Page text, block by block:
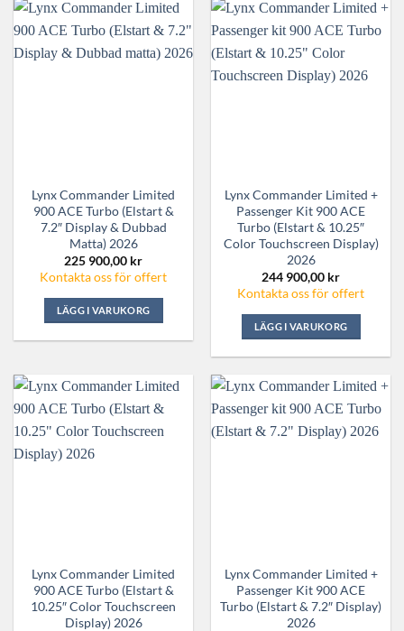
Lynx Commander Limited
900 ACE Turbo (Elstart &
7.2″ Display & Dubbad
Matta) 2026
225 900,00 kr
Kontakta oss för offert
LÄGG I VARUKORG
Lynx Commander Limited +
Passenger Kit 900 ACE
Turbo (Elstart & 10.25″
Color Touchscreen Display)
2026
244 900,00 kr
Kontakta oss för offert
LÄGG I VARUKORG
Lynx Commander Limited
900 ACE Turbo (Elstart &
10.25″ Color Touchscreen
Display) 2026
Lynx Commander Limited +
Passenger Kit 900 ACE
Turbo (Elstart & 7.2″ Display)
2026